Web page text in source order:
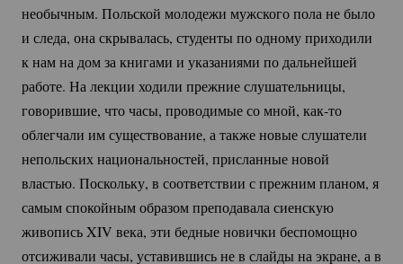
необычным. Польской молодежи мужского пола не было
и следа, она скрывалась, студенты по одному приходили
к нам на дом за книгами и указаниями по дальнейшей
работе. На лекции ходили прежние слушательницы,
говорившие, что часы, проводимые со мной, как-то
облегчали им существование, а также новые слушатели
непольских национальностей, присланные новой
властью. Поскольку, в соответствии с прежним планом, я
самым спокойным образом преподавала сиенскую
живопись XIV века, эти бедные новички беспомощно
отсиживали часы, уставившись не в слайды на экране, а в